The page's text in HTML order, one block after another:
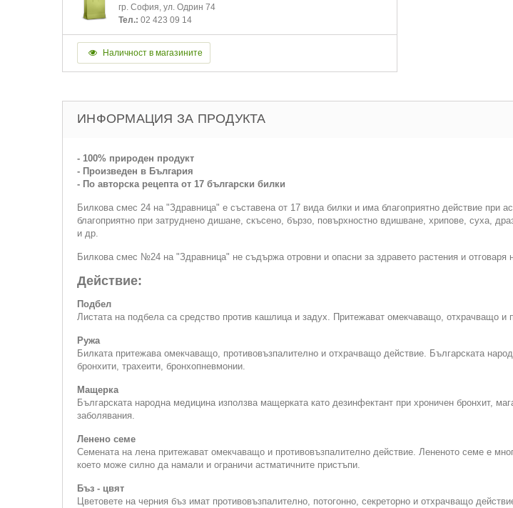
гр. София, ул. Одрин 74
Тел.: 02 423 09 14
Наличност в магазините
ИНФОРМАЦИЯ ЗА ПРОДУКТА
- 100% природен продукт
- Произведен в България
- По авторска рецепта от 17 български билки
Билкова смес 24 на "Здравница" е съставена от 17 вида билки и има благоприятно действие при
благоприятно при затруднено дишане, скъсено, бързо, повърхностно вдишване, хрипове, суха,
и др.
Билкова смес №24 на "Здравница" не съдържа отровни и опасни за здравето растения и
Действие:
Подбел
Листата на подбела са средство против кашлица и задух. Притежават омекчаващо, отхрачващо и
Ружа
Билката притежава омекчаващо, противовъзпалително и отхрачващо действие. Българската
бронхити, трахеити, бронхопневмонии.
Мащерка
Българската народна медицина използва мащерката като дезинфектант при хроничен бронхит,
заболявания.
Ленено семе
Семената на лена притежават омекчаващо и противовъзпалително действие. Лененото семе е
което може силно да намали и ограничи астматичните пристъпи.
Бъз - цвят
Цветовете на черния бъз имат противовъзпалително, потогонно, секреторно и отхрачващо